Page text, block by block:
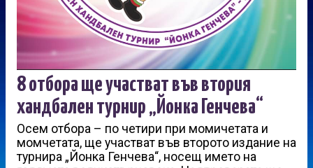
8 отбора ще участват във втория
хандбален турнир „Йонка Генчева“
Осем отбора – по четири при момичетата и
момчетата, ще участват във второто издание на
турнира „Йонка Генчева“, носещ името на